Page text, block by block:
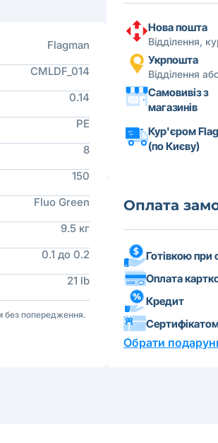
Flagman
CMLDF_014
0.14
PE
8
150
Fluo Green
9.5 кг
0.1 до 0.2
21 lb
без попередження.
Нова пошта
Відділення,
Укрпошта
Відділення
Самовивіз з
магазинів
Кур'єром
(по Києву)
Оплата
Готівкою при
Оплата
Кредит
Обрати